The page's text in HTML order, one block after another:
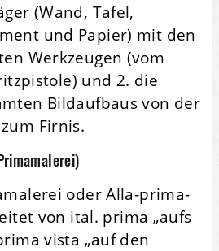
(Wand, Tafel,
und Papier) mit den
Werkzeugen (vom
und 2. die
Bildaufbaus von der
Firnis.
oder Alla-prima-
von ital. prima „aufs
vista „auf den